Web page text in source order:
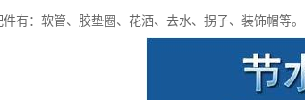
有：软管、胶垫圈、花洒、去水、拐子、装饰帽等。